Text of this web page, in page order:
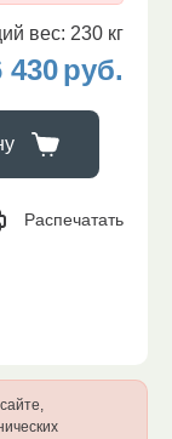
вес: 230 кг
430руб.
Распечатать